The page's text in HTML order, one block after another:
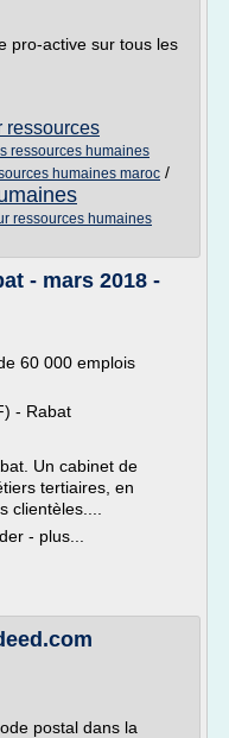
pro-active sur tous les
ressources
ressources humaines
humaines maroc /
ressources humaines
- mars 2018 -
60 000 emplois
- Rabat
Un cabinet de
tertiaires, en
clientèles....
- plus...
postal dans la